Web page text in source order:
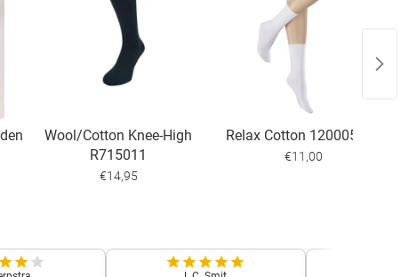
Wool/Cotton Knee-High
R715011
€14,95
Relax Cotton 120005120
€11,00